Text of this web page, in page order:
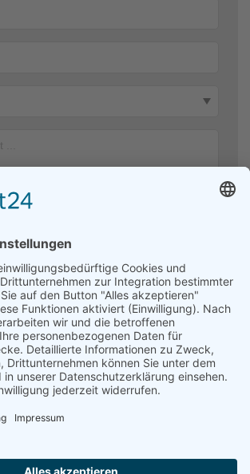
meiner Anfrage erhoben und verarbeitet werden. Die
nach abgeschlossener Bearbeitung Ihrer Anfrage
Sie können Ihre Einwilligung jederzeit für die
Mail an kontakt@helfendehaendeev.de widerrufen.
zum Umgang mit Nutzerdaten finden Sie
Absenden